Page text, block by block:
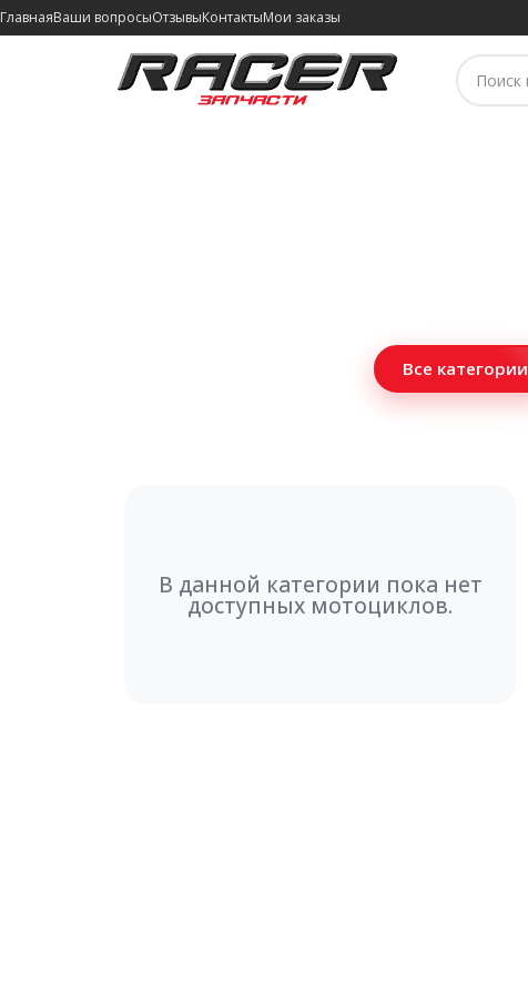
ГлавнаяВаши вопросыОтзывыКонтактыМои заказы
Все категории
В данной категории пока нет
доступных мотоциклов.